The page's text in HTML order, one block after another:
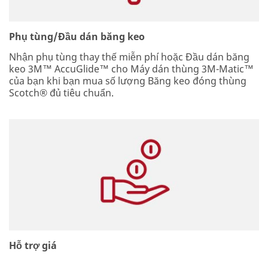
Phụ tùng/Đầu dán băng keo
Nhận phụ tùng thay thế miễn phí hoặc Đầu dán băng
keo 3M™ AccuGlide™ cho Máy dán thùng 3M-Matic™
của bạn khi bạn mua số lượng Băng keo đóng thùng
Scotch® đủ tiêu chuẩn.
Hỗ trợ giá